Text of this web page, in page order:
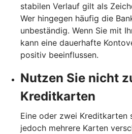
stabilen Verlauf gilt als
Wer hingegen häufig die
unbeständig. Wenn Sie mit
kann eine dauerhafte
positiv beeinflussen.
Nutzen Sie nicht
Kreditkarten
Eine oder zwei Kreditkarten
jedoch mehrere Karten